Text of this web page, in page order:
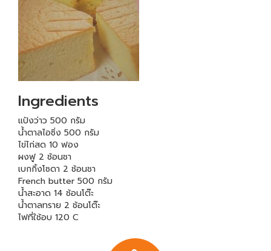
Ingredients
แป้งว่าว 500 กรัม
น้ำตาลไอซิ่ง 500 กรัม
ไข่ไก่สด 10 ฟอง
ผงฟู 2 ช้อนชา
เบกกิ้งโซดา 2 ช้อนชา
French butter 500 กรัม
น้ำสะอาด 14 ช้อนโต๊ะ
น้ำตาลทราย 2 ช้อนโต๊ะ
ไฟที่ใช้อบ 120 C